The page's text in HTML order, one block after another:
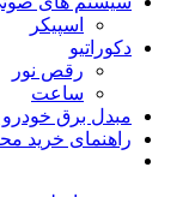
اسپیکر
دکوراتیو
رقص نور
ساعت
مبدل برق خودرو
راهنمای خرید